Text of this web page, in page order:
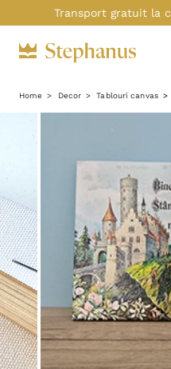
Transport gratuit la
Home Decor Tablouri canvas